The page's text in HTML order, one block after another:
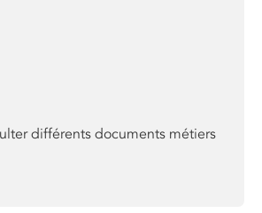
différents documents métiers